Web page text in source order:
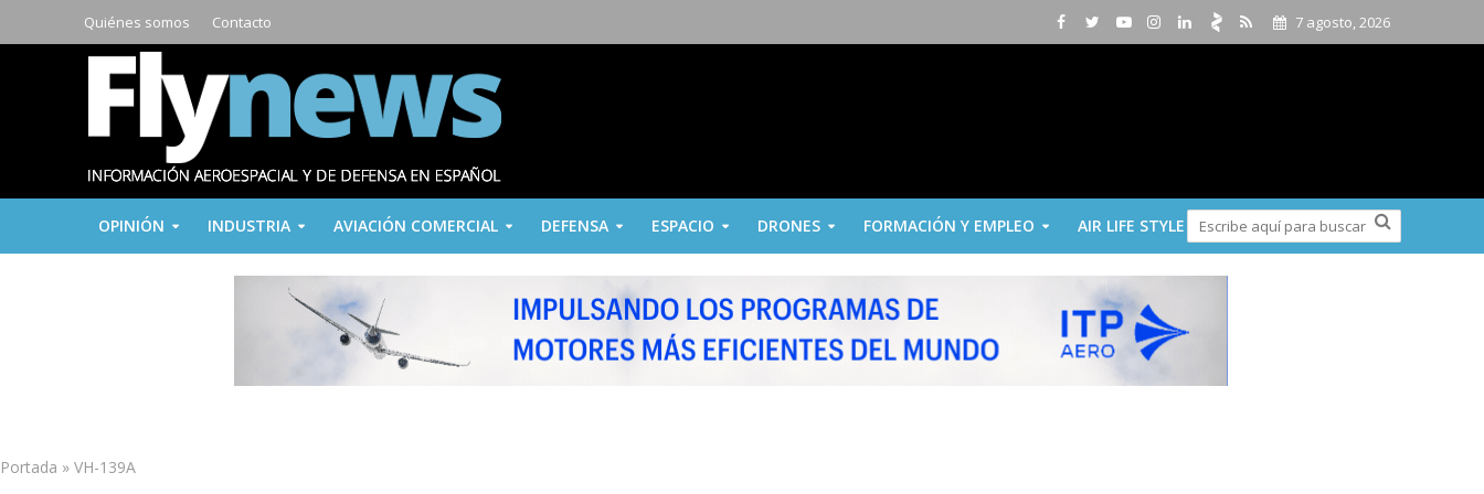
Quiénes somos Contacto 7 agosto, 2026
OPINIÓN INDUSTRIA AVIACIÓN COMERCIAL DEFENSA ESPACIO DRONES FORMACIÓN Y EMPLEO AIR LIFE STYLE
Portada » VH-139A